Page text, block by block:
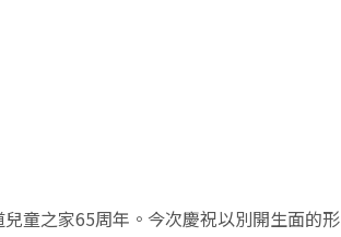
童之家65周年。今次慶祝以別開生面的形